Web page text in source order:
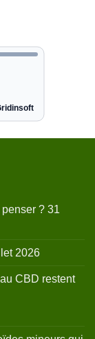
? 31
2026
CBD restent